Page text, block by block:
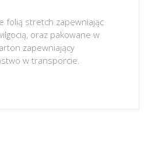
folią stretch zapewniając
oraz pakowane w
zapewniający
w transporcie.